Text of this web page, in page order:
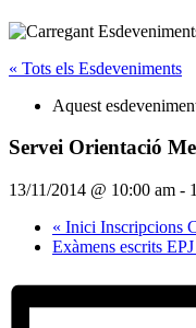
« Tots els Esdeveniments
Aquest
Servei Orientació
13/11/2014 @ 10:00 am -
« Inici Inscripcions
Exàmens escrits EPJ